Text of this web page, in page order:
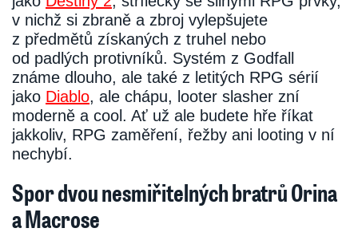
v nichž si zbraně a zbroj vylepšujete
z předmětů získaných z truhel nebo
od padlých protivníků. Systém z Godfall
známe dlouho, ale také z letitých RPG sérií
jako Diablo, ale chápu, looter slasher zní
moderně a cool. Ať už ale budete hře říkat
jakkoliv, RPG zaměření, řežby ani looting v ní
nechybí.
Spor dvou nesmiřitelných bratrů Orina
a Macrose